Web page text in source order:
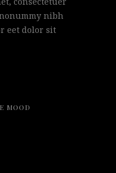
nibh
eet dolor sit
MOOD